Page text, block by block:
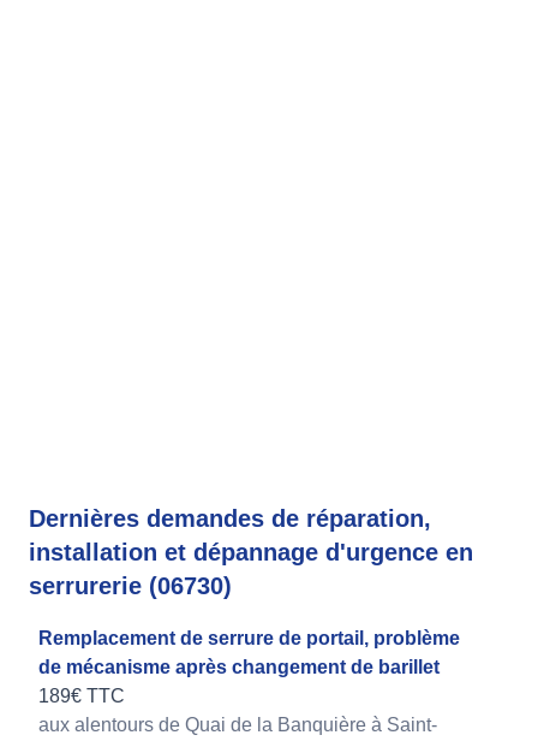
Dernières demandes de réparation,
installation et dépannage d'urgence en
serrurerie (06730)
Remplacement de serrure de portail, problème
de mécanisme après changement de barillet
189€ TTC
aux alentours de Quai de la Banquière à Saint-